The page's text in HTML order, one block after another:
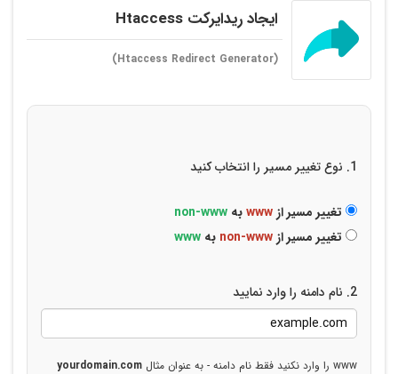
ایجاد ریدایرکت Htaccess
(Htaccess Redirect Generator)
1. نوع تغییر مسیر را انتخاب کنید
تغییر مسیر از wwwبه non-www
تغییر مسیر از non-www به www
2. نام دامنه را وارد نمایید
www را وارد نکنید فقط نام دامنه - به عنوان مثال yourdomain.com